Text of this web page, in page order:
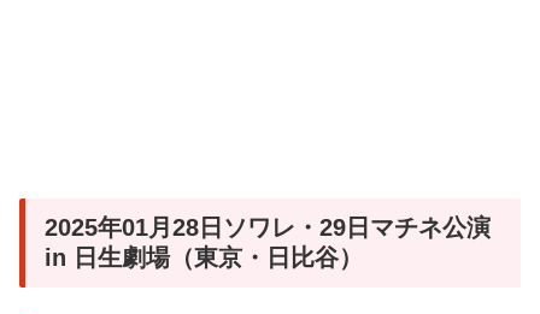
2025年01月28日ソワレ・29日マチネ公演
in 日生劇場（東京・日比谷）